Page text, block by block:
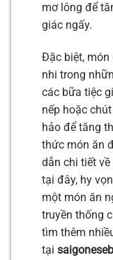
mơ lông để
giác ngấy.
Đặc biệt, món
nhi trong
các bữa tiệc
nếp hoặc
hảo để tăng
thức món ăn
dẫn chi tiết về
tại đây, hy
một món ăn
truyền thống
tìm thêm
tại